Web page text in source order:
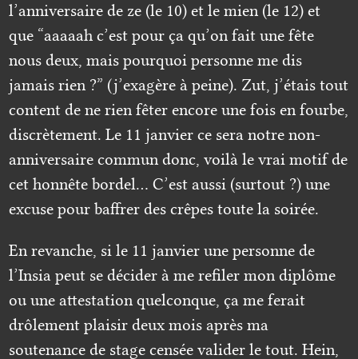
l’anniversaire de ze (le 10) et le mien (le 12) et
que “aaaaah c’est pour ça qu’on fait une fête
nous deux, mais pourquoi personne me dis
jamais rien ?” (j’exagère à peine). Zut, j’étais tout
content de ne rien fêter encore une fois en fourbe,
discrètement. Le 11 janvier ce sera notre non-
anniversaire commun donc, voilà le vrai motif de
cet honnête bordel… C’est aussi (surtout ?) une
excuse pour baffrer des crêpes toute la soirée.
En revanche, si le 11 janvier une personne de
l’Insia peut se décider à me refiler mon diplôme
ou une attestation quelconque, ça me ferait
drôlement plaisir deux mois après ma
soutenance de stage censée valider le tout. Hein,